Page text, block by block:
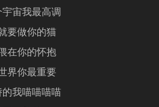
宇宙我最高调
要做你的猫
在你的怀抱
界你最重要
的我喵喵喵喵